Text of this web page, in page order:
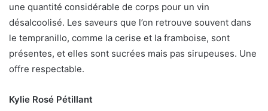
une quantité considérable de corps pour un vin
désalcoolisé. Les saveurs que l’on retrouve souvent dans
le tempranillo, comme la cerise et la framboise, sont
présentes, et elles sont sucrées mais pas sirupeuses. Une
offre respectable.
Kylie Rosé Pétillant